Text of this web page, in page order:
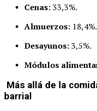
Cenas:33,3%.
Almuerzos: 18,4%.
Desayunos:3,5%.
Módulos
Más allá de la
barrial